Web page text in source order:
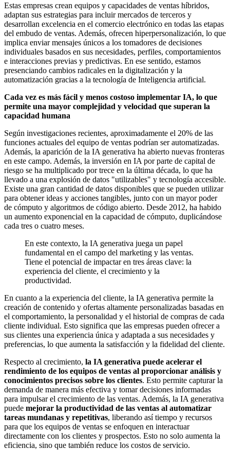
Estas empresas crean equipos y capacidades de ventas híbridos,
adaptan sus estrategias para incluir mercados de terceros y
desarrollan excelencia en el comercio electrónico en todas las etapas
del embudo de ventas. Además, ofrecen hiperpersonalización, lo que
implica enviar mensajes únicos a los tomadores de decisiones
individuales basados en sus necesidades, perfiles, comportamientos
e interacciones previas y predictivas. En ese sentido, estamos
presenciando cambios radicales en la digitalización y la
automatización gracias a la tecnología de Inteligencia artificial.
Cada vez es más fácil y menos costoso implementar IA, lo que
permite una mayor complejidad y velocidad que superan la
capacidad humana
Según investigaciones recientes, aproximadamente el 20% de las
funciones actuales del equipo de ventas podrían ser automatizadas.
Además, la aparición de la IA generativa ha abierto nuevas fronteras
en este campo. Además, la inversión en IA por parte de capital de
riesgo se ha multiplicado por trece en la última década, lo que ha
llevado a una explosión de datos "utilizables" y tecnología accesible.
Existe una gran cantidad de datos disponibles que se pueden utilizar
para obtener ideas y acciones tangibles, junto con un mayor poder
de cómputo y algoritmos de código abierto. Desde 2012, ha habido
un aumento exponencial en la capacidad de cómputo, duplicándose
cada tres o cuatro meses.
En este contexto, la IA generativa juega un papel
fundamental en el campo del marketing y las ventas.
Tiene el potencial de impactar en tres áreas clave: la
experiencia del cliente, el crecimiento y la
productividad.
En cuanto a la experiencia del cliente, la IA generativa permite la
creación de contenido y ofertas altamente personalizadas basadas en
el comportamiento, la personalidad y el historial de compras de cada
cliente individual. Esto significa que las empresas pueden ofrecer a
sus clientes una experiencia única y adaptada a sus necesidades y
preferencias, lo que aumenta la satisfacción y la fidelidad del cliente.
Respecto al crecimiento, la IA generativa puede acelerar el
rendimiento de los equipos de ventas al proporcionar análisis y
conocimientos precisos sobre los clientes. Esto permite capturar la
demanda de manera más efectiva y tomar decisiones informadas
para impulsar el crecimiento de las ventas. Además, la IA generativa
puede mejorar la productividad de las ventas al automatizar
tareas mundanas y repetitivas, liberando así tiempo y recursos
para que los equipos de ventas se enfoquen en interactuar
directamente con los clientes y prospectos. Esto no solo aumenta la
eficiencia, sino que también reduce los costos de servicio.